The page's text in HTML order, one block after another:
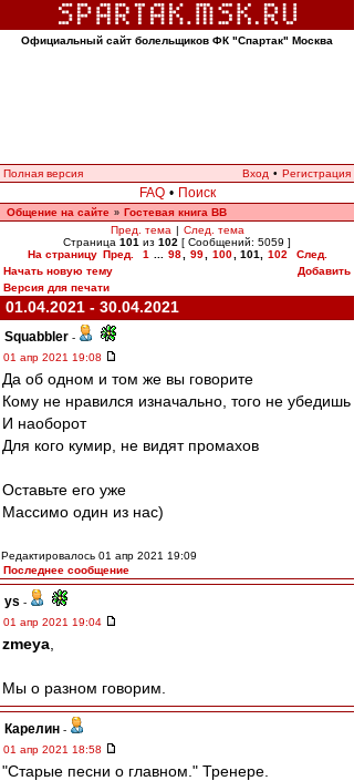
Официальный сайт болельщиков ФК "Спартак" Москва
Полная версия Вход • Регистрация
FAQ • Поиск
Общение на сайте » Гостевая книга ВВ
Пред. тема | След. тема
Страница 101 из 102 [ Сообщений: 5059 ]
На страницу Пред. 1 98 99 100 101 102
След.
Начать новую тему
Добавить
Версия для печати
01.04.2021 - 30.04.2021
Squabbler -
01 апр 2021 19:08
Да об одном и том же вы говорите
Кому не нравился изначально, того не убедишь
И наоборот
Для кого кумир, не видят промахов
Оставьте его уже
Массимо один из нас)
Редактировалось 01 апр 2021 19:09
Последнее сообщение
ys -
01 апр 2021 19:04
zmeya
Мы о разном говорим.
Карелин -
01 апр 2021 18:58
"Старые песни о главном." Тренере.